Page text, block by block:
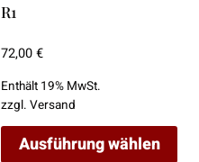
R1
72,00€
Enthält 19% MwSt.
zzgl. Versand
Ausführung wählen